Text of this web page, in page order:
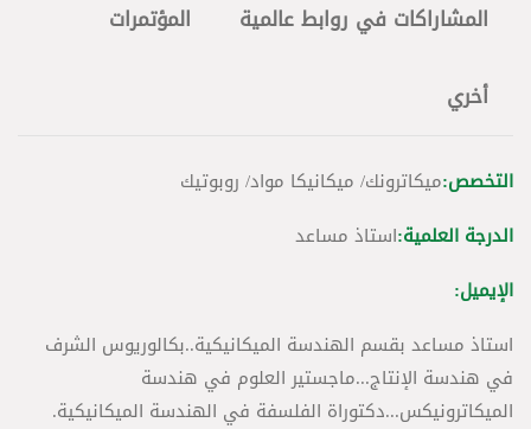
المشاراكات في روابط عالمية المؤتمرات
أخري
التخصص:ميكاترونك/ ميكانيكا مواد/ روبوتيك
الدرجة العلمية:استاذ مساعد
الإيميل:
استاذ مساعد بقسم الهندسة الميكانيكية..بكالوريوس الشرف
في هندسة الإنتاج...ماجستير العلوم في هندسة
الميكاترونيكس...دكتوراة الفلسفة في الهندسة الميكانيكية.